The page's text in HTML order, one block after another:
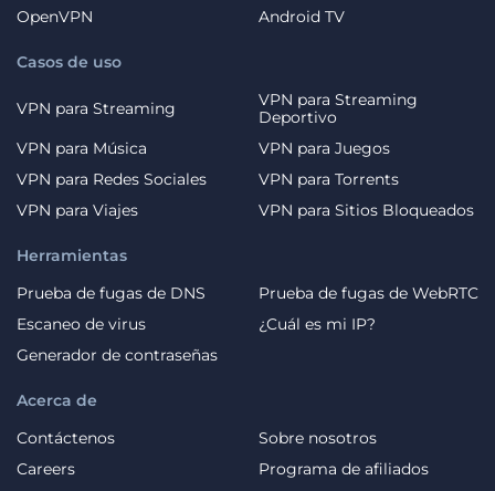
OpenVPN
Android TV
Casos de uso
VPN para Streaming
VPN para Streaming
Deportivo
VPN para Música
VPN para Juegos
VPN para Redes Sociales
VPN para Torrents
VPN para Viajes
VPN para Sitios Bloqueados
Acerca de
Contáctenos
Sobre nosotros
Careers
Programa de afiliados
Herramientas
Prueba de fugas de DNS
Prueba de fugas de WebRTC
Escaneo de virus
¿Cuál es mi IP?
Generador de contraseñas